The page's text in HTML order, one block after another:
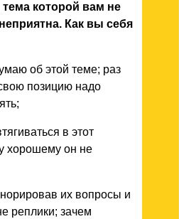
которой вам не
Как вы себя
об этой теме; раз
позицию надо
в этот
хорошему он не
их вопросы и
реплики; зачем